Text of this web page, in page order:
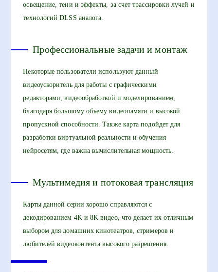
освещение, тени и эффекты, за счет трассировки лучей и
технологий DLSS аналога.
Профессиональные задачи и монтаж
Некоторые пользователи используют данный
видеоускоритель для работы с графическими
редакторами, видеообработкой и моделированием,
благодаря большому объему видеопамяти и высокой
пропускной способности. Также карта подойдет для
разработки виртуальной реальности и обучения
нейросетям, где важна вычислительная мощность.
Мультимедия и потоковая трансляция
Карты данной серии хорошо справляются с
декодированием 4K и 8K видео, что делает их отличным
выбором для домашних кинотеатров, стримеров и
любителей видеоконтента высокого разрешения.